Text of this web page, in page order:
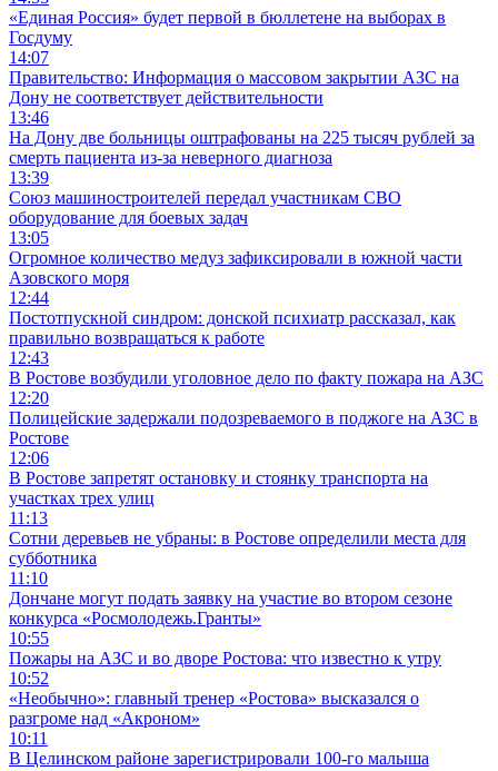
«Единая Россия» будет первой в бюллетене на выборах в
Госдуму
14:07
Правительство: Информация о массовом закрытии АЗС на
Дону не соответствует действительности
13:46
На Дону две больницы оштрафованы на 225 тысяч рублей за
смерть пациента из-за неверного диагноза
13:39
Союз машиностроителей передал участникам СВО
оборудование для боевых задач
13:05
Огромное количество медуз зафиксировали в южной части
Азовского моря
12:44
Постотпускной синдром: донской психиатр рассказал, как
правильно возвращаться к работе
12:43
В Ростове возбудили уголовное дело по факту пожара на АЗС
12:20
Полицейские задержали подозреваемого в поджоге на АЗС в
Ростове
12:06
В Ростове запретят остановку и стоянку транспорта на
участках трех улиц
11:13
Сотни деревьев не убраны: в Ростове определили места для
субботника
11:10
Дончане могут подать заявку на участие во втором сезоне
конкурса «Росмолодежь.Гранты»
10:55
Пожары на АЗС и во дворе Ростова: что известно к утру
10:52
«Необычно»: главный тренер «Ростова» высказался о
разгроме над «Акроном»
10:11
В Целинском районе зарегистрировали 100-го малыша